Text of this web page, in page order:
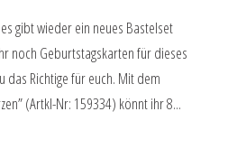
gibt wieder ein neues Bastelset
noch Geburtstagskarten für dieses
das Richtige für euch. Mit dem
(Artkl-Nr: 159334) könnt ihr 8...